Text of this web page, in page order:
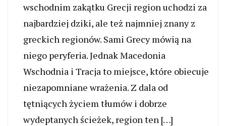
wschodnim zakątku Grecji region uchodzi za
najbardziej dziki, ale też najmniej znany z
greckich regionów. Sami Grecy mówią na
niego peryferia. Jednak Macedonia
Wschodnia i Tracja to miejsce, które obiecuje
niezapomniane wrażenia. Z dala od
tętniących życiem tłumów i dobrze
wydeptanych ścieżek, region ten […]